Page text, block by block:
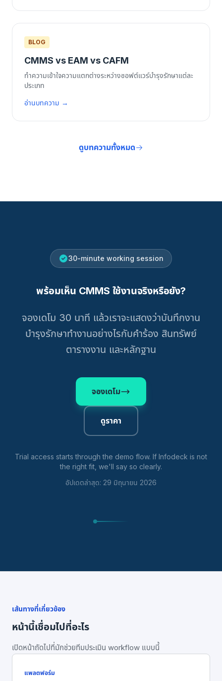
BLOG
CMMS vs EAM vs CAFM
ทำความเข้าใจความแตกต่างระหว่างซอฟต์แวร์บำรุงรักษาแต่ละ
ประเภท
อ่านบทความ →
ดูบทความทั้งหมด
30-minute working session
พร้อมเห็น CMMS ใช้งานจริงหรือยัง?
จองเดโม 30 นาที แล้วเราจะแสดงว่าบันทึกงาน
บำรุงรักษาทำงานอย่างไรกับคำร้อง สินทรัพย์
ตารางงาน และหลักฐาน
จองเดโม
ดูราคา
Trial access starts through the demo flow. If Infodeck is not
the right fit, we'll say so clearly.
อัปเดตล่าสุด: 29 มิถุนายน 2026
เส้นทางที่เกี่ยวข้อง
หน้านี้เชื่อมไปที่อะไร
เปิดหน้าถัดไปที่มักช่วยทีมประเมิน workflow แบบนี้
แพลตฟอร์ม